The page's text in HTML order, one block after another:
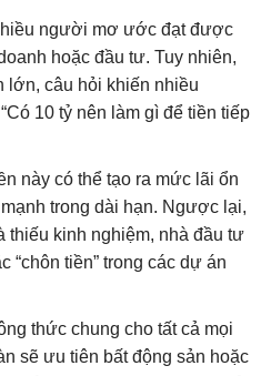
người mơ ước đạt được
hoặc đầu tư. Tuy nhiên,
lớn, câu hỏi khiến nhiều
10 tỷ nên làm gì để tiền tiếp
này có thể tạo ra mức lãi ổn
trong dài hạn. Ngược lại,
thiếu kinh nghiệm, nhà đầu tư
“chôn tiền” trong các dự án
thức chung cho tất cả mọi
sẽ ưu tiên bất động sản hoặc